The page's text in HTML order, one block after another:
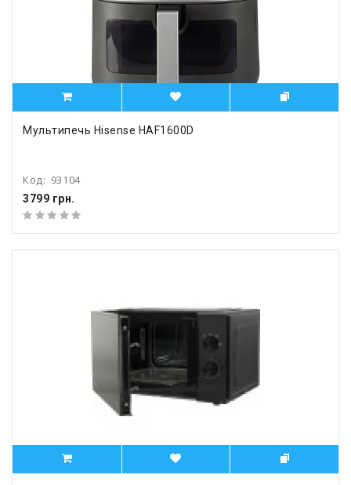
Мультипечь Hisense HAF1600D
Код: 93104
3799 грн.